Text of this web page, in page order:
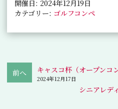
開催日: 2024年12月19日
カテゴリー: ゴルフコンペ
キャスコ杯（オープンコ
2024年12月17日
シニアレデ